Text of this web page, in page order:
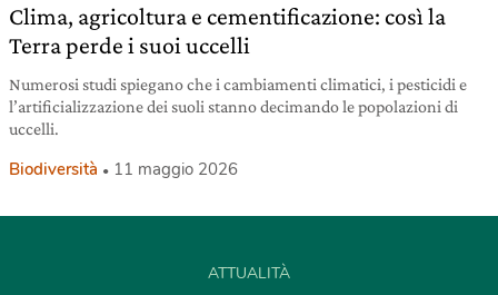
Clima, agricoltura e cementificazione: così la
Terra perde i suoi uccelli
Numerosi studi spiegano che i cambiamenti climatici, i pesticidi e
l’artificializzazione dei suoli stanno decimando le popolazioni di
uccelli.
Biodiversità 11 maggio 2026
ATTUALITÀ